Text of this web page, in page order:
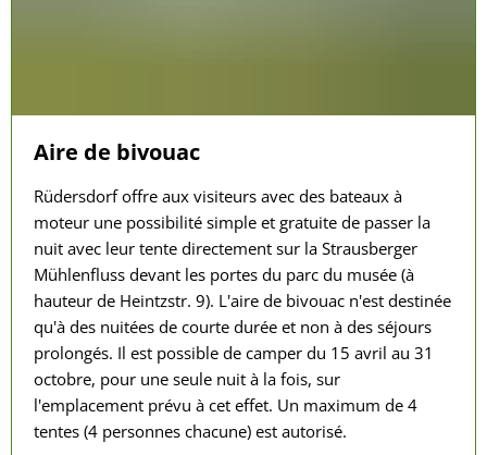
Aire de bivouac
Rüdersdorf offre aux visiteurs avec des bateaux à
moteur une possibilité simple et gratuite de passer la
nuit avec leur tente directement sur la Strausberger
Mühlenfluss devant les portes du parc du musée (à
hauteur de Heintzstr. 9). L'aire de bivouac n'est destinée
qu'à des nuitées de courte durée et non à des séjours
prolongés. Il est possible de camper du 15 avril au 31
octobre, pour une seule nuit à la fois, sur
l'emplacement prévu à cet effet. Un maximum de 4
tentes (4 personnes chacune) est autorisé.